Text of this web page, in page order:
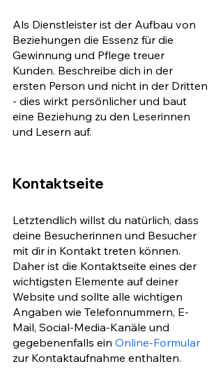
Als Dienstleister ist der Aufbau von
Beziehungen die Essenz für die
Gewinnung und Pflege treuer
Kunden. Beschreibe dich in der
ersten Person und nicht in der Dritten
- dies wirkt persönlicher und baut
eine Beziehung zu den Leserinnen
und Lesern auf.
Kontaktseite
Letztendlich willst du natürlich, dass
deine Besucherinnen und Besucher
mit dir in Kontakt treten können.
Daher ist die Kontaktseite eines der
wichtigsten Elemente auf deiner
Website und sollte alle wichtigen
Angaben wie Telefonnummern, E-
Mail, Social-Media-Kanäle und
gegebenenfalls ein Online-Formular
zur Kontaktaufnahme enthalten.